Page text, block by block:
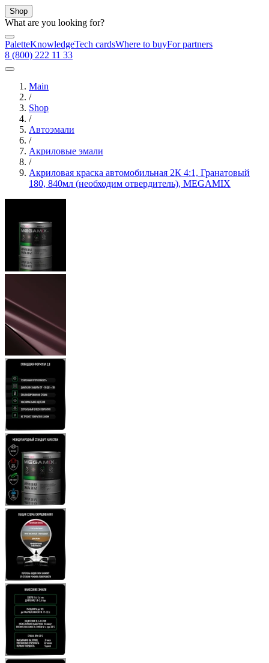
Shop
What are you looking for?
PaletteKnowledgeTech cardsWhere to buyFor partners
8 (800) 222 11 33
Main
/
Shop
/
Автоэмали
/
Акриловые эмали
/
Акриловая краска автомобильная 2К 4:1, Гранатовый
180, 840мл (необходим отвердитель), MEGAMIX